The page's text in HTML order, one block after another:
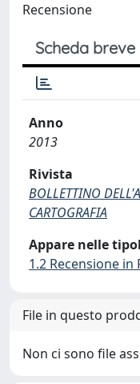
Recensione
Scheda breve
Anno
2013
Rivista
BOLLETTINO
CARTOGRAFIA
Appare nelle
1.2 Recensione in
File in questo
Non ci sono file